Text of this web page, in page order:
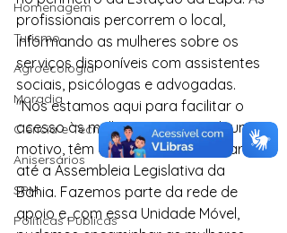
Homenagem
Turismo
Agroecologia
Moradia
Ciência e Tecnologia
Anisersários
SPM
Políticas Públicas
profissionais percorrem o local,
informando as mulheres sobre os
serviços disponíveis com assistentes
sociais, psicólogas e advogadas.
"Nós estamos aqui para facilitar o
acesso às mulheres que, por algum
motivo, têm dificuldade de chegar
até a Assembleia Legislativa da
Bahia. Fazemos parte da rede de
apoio e, com essa Unidade Móvel,